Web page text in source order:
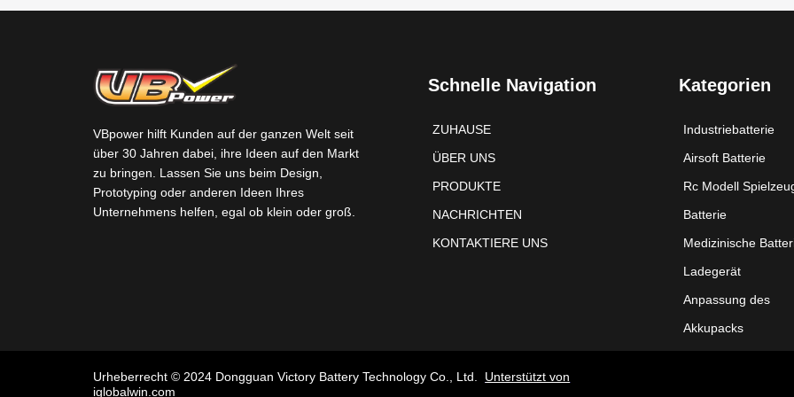
VBpower hilft Kunden auf der ganzen Welt seit
über 30 Jahren dabei, ihre Ideen auf den Markt
zu bringen. Lassen Sie uns beim Design,
Prototyping oder anderen Ideen Ihres
Unternehmens helfen, egal ob klein oder groß.
Schnelle Navigation
ZUHAUSE
ÜBER UNS
PRODUKTE
NACHRICHTEN
KONTAKTIERE UNS
Kategorien
Industriebatterie
Airsoft Batterie
Rc Modell
Batterie
Medizinische
Ladegerät
Anpassung des
Akkupacks
Urheberrecht © 2024 Dongguan Victory Battery Technology Co., Ltd.
Unterstützt von
iglobalwin.com